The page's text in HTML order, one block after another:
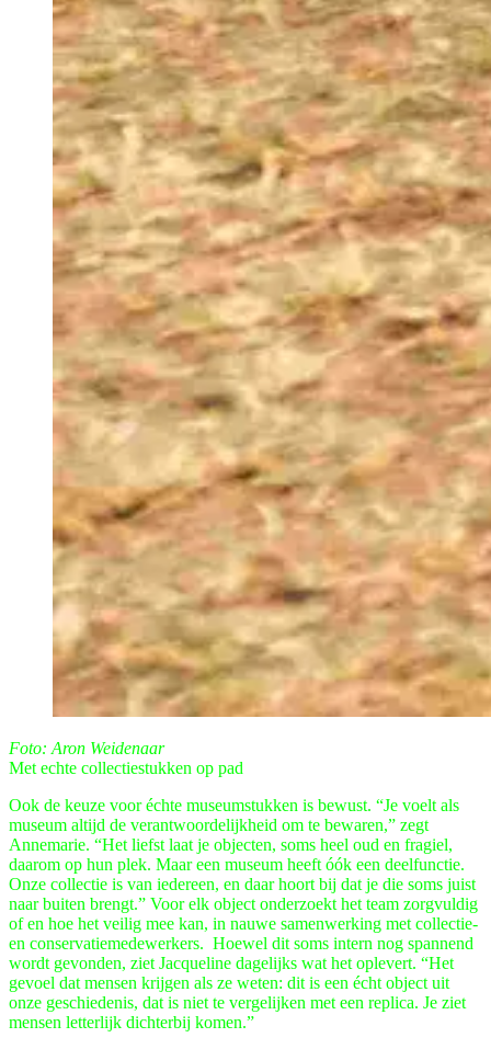
Foto: Aron Weidenaar
Met echte collectiestukken op pad
Ook de keuze voor échte museumstukken is bewust. “Je voelt als
museum altijd de verantwoordelijkheid om te bewaren,” zegt
Annemarie. “Het liefst laat je objecten, soms heel oud en fragiel,
daarom op hun plek. Maar een museum heeft óók een deelfunctie.
Onze collectie is van iedereen, en daar hoort bij dat je die soms juist
naar buiten brengt.” Voor elk object onderzoekt het team zorgvuldig
of en hoe het veilig mee kan, in nauwe samenwerking met collectie-
en conservatiemedewerkers. Hoewel dit soms intern nog spannend
wordt gevonden, ziet Jacqueline dagelijks wat het oplevert. “Het
gevoel dat mensen krijgen als ze weten: dit is een écht object uit
onze geschiedenis, dat is niet te vergelijken met een replica. Je ziet
mensen letterlijk dichterbij komen.”